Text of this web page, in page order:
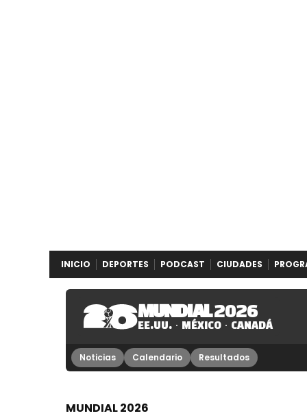
INICIO DEPORTES PODCAST CIUDADES
MUNDIAL2026
EE.UU. MÉXICO CANADÁ
Noticias Calendario Resultados
MUNDIAL 2026